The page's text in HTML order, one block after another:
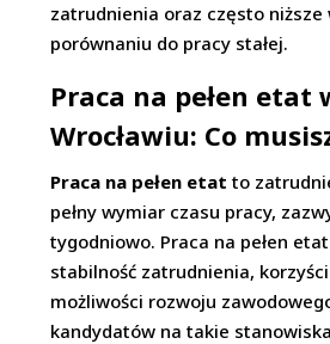
zatrudnienia oraz często
porównaniu do pracy stałej.
Praca na pełen etat
Wrocławiu: Co
Praca na pełen etat to
pełny wymiar czasu pracy,
tygodniowo. Praca na pełen
stabilność zatrudnienia,
możliwości rozwoju
kandydatów na takie